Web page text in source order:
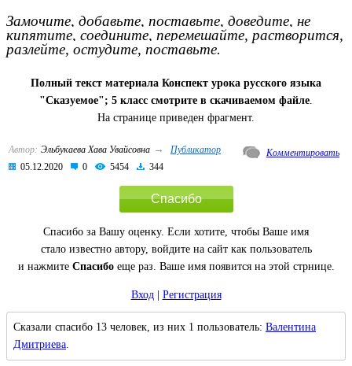
Замочите, добавьте, поставьте, доведите, не
кипятите, соедините, перемешайте, растворится,
разлейте, остудите, поставьте.
Полный текст материала Конспект урока русского языка
"Сказуемое"; 5 класс смотрите в скачиваемом файле
На странице приведен фрагмент.
Автор: Эльбукаева Хава Увайсовна →
Публикатор
05.12.2020
0 5454 344
Комментировать
Спасибо
Спасибо за Вашу оценку. Если хотите, чтобы Ваше имя
стало известно автору, войдите на сайт как пользователь
и нажмите Спасибоеще раз. Ваше имя появится на этой стрнице.
Вход| Регистрация
Сказали спасибо 13 человек, из них 1 пользователь: Валентина
Дмитриева